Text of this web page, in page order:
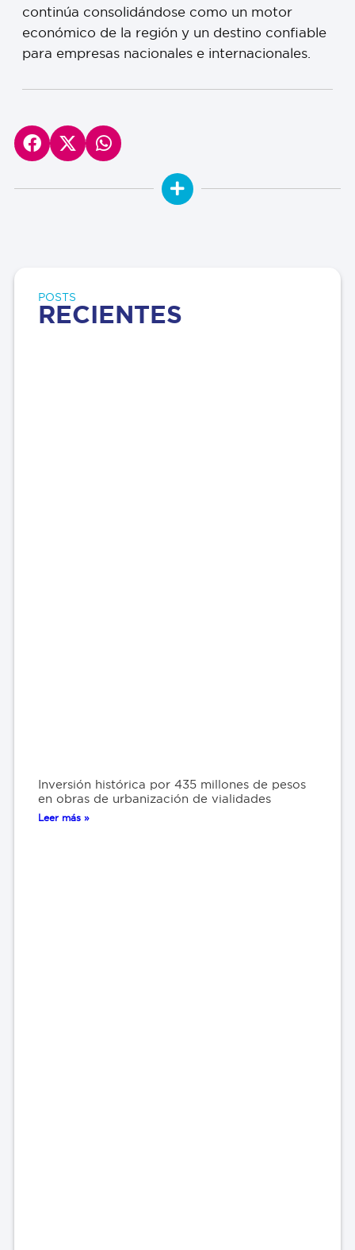
continúa consolidándose como un motor
económico de la región y un destino confiable
para empresas nacionales e internacionales.
POSTS
RECIENTES
Inversión histórica por 435 millones de pesos
en obras de urbanización de vialidades
Leer más »